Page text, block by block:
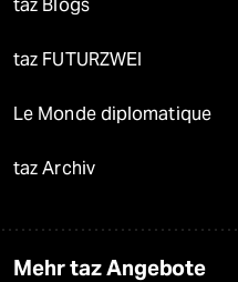
taz Blogs
taz FUTURZWEI
Le Monde diplomatique
taz Archiv
Mehr taz Angebote